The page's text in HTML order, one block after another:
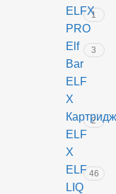
ELFX
PRO
1
Elf
Bar
ELF
X
3
ELF
X
2
ELF
LIQ
46